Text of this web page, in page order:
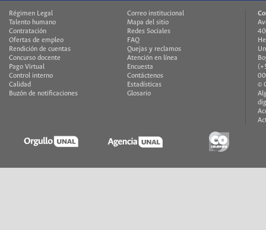
Régimen Legal
Talento humano
Contratación
Ofertas de empleo
Rendición de cuentas
Concurso docente
Pago Virtual
Control interno
Calidad
Buzón de notificaciones
Correo institucional
Mapa del sitio
Redes Sociales
FAQ
Quejas y reclamos
Atención en línea
Encuesta
Contáctenos
Estadísticas
Glosario
©